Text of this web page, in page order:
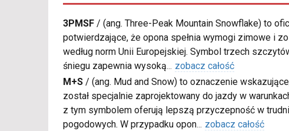
3PMSF / (ang. Three-Peak Mountain Snowflake) to
potwierdzające, że opona spełnia wymogi zimowe i
według norm Unii Europejskiej. Symbol trzech
śniegu zapewnia wysoką... zobacz całość
M+S / (ang. Mud and Snow) to oznaczenie
został specjalnie zaprojektowany do jazdy w
z tym symbolem oferują lepszą przyczepność w
pogodowych. W przypadku opon... zobacz całość